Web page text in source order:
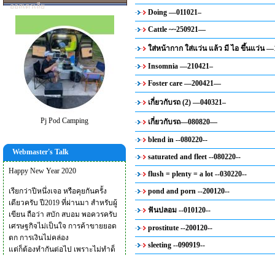
ออสเตรเลีย
Pj Pod Camping
Webmaster's Talk
Happy New Year 2020
เรียกว่าปีหนึ่งเจอ หรือคุยกันครั้ง
เดียวครับ ปี2019 ที่ผ่านมา สำหรับผู้
เขียน ถือว่า สบัก สบอม พอควรครับ
เศรษฐกิจไม่เป็นใจ การค้าขายยอด
ตก การเงินไม่คล่อง
แต่ก็ต้องทำกันต่อไป เพราะไม่ทำด็
Doing —011021–
Cattle ~~250921—
ใส่หน้ากาก ใส่แว่น แล้ว มี ไอ ขึ้นแว่น
Insomnia —210421–
Foster care —200421—
เกี่ยวกับรถ (2) —040321–
เกี่ยวกับรถ—080820—
blend in --080220--
saturated and fleet --080220--
flush = plenty = a lot --030220--
pond and porn --200120--
ฟันปลอม --010120--
prostitute --200120--
sleeting --090919--